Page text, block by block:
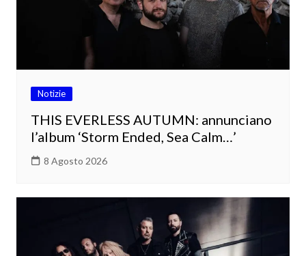
Notizie
THIS EVERLESS AUTUMN: annunciano
l’album ‘Storm Ended, Sea Calm…’
8 Agosto 2026